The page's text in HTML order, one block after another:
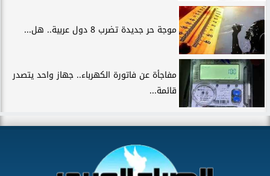
موجة حر جديدة تضرب 8 دول عربية.. هل...
مفاجأة عن فاتورة الكهرباء.. جهاز واحد يتصدر
قائمة...